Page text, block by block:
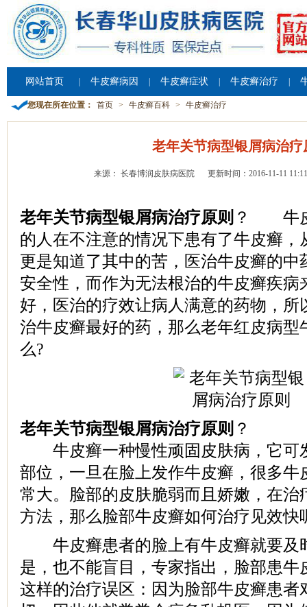
网站首页 牛皮癣病因 牛皮癣症状 牛皮癣治疗
您现在所在位置： 首页 > 牛皮癣百科 > 牛皮癣治疗
老年关节病型银屑病治疗
来源： 长春博润皮肤病医院 更新时间：2016-11-11
老年关节病型银屑病治疗原则 ？ 牛皮
的人在不注意的情况下患有了牛皮癣，
更是知道了其中的苦，医治牛皮癣的中
安全性，而作为无法根治的牛皮癣疾病
好，医治的疗效让病人满意的药物，所
治牛皮癣最好的药，那么老年红皮病型
么?
老年关节病型银屑病治疗原则 ？
牛皮癣一种慢性顽固皮肤病，它可
部位，一旦在脸上发作牛皮癣，很多牛
常大。脸部的皮肤脆弱而且娇嫩，在治
方法，那么脸部牛皮癣如何治疗见效快
牛皮癣患者的脸上有牛皮癣就要及
是，也不能盲目，专家指出，脸部患牛
这样的治疗误区：因为脸部牛皮癣患者